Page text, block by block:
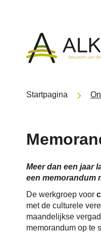
Gemeente
Alken
Startpagina
Meer dan een jaar
een memorandum
De werkgroep voor
met de culturele
maandelijkse
memorandum op te